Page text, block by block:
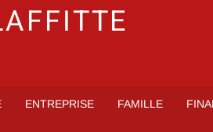
ENTREPRISE FAMILLE